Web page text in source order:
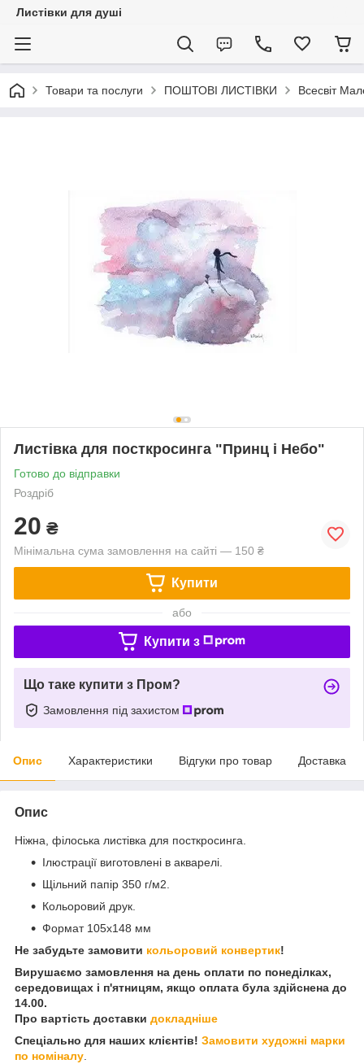
Листівки для душі
Товари та послуги ПОШТОВІ ЛИСТІВКИ Всесвіт
Листівка для посткросинга "Принц і Небо"
Готово до відправки
Роздріб
20 ₴
Мінімальна сума замовлення на сайті — 150 ₴
Купити
або
Купити з
Що таке купити з Пром?
Замовлення під захистом
Опис Характеристики Відгуки про товар Доставка
Опис
Ніжна, філоська листівка для посткросинга.
Ілюстрації виготовлені в акварелі.
Щільний папір 350 г/м2.
Кольоровий друк.
Формат 105х148 мм
Не забудьте замовити кольоровий конвертик!
Вирушаємо замовлення на день оплати по понеділках,
середовищах і п'ятницям, якщо оплата була здійснена до
14.00.
Про вартість доставки докладніше
Спеціально для наших клієнтів! Замовити художні марки
по номіналу